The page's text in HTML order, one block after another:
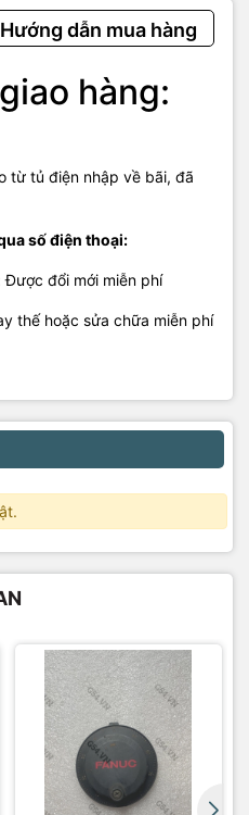
Hướng dẫn mua hàng
hàng:
từ tủ điện nhập về bãi, đã
số điện thoại:
đổi mới miễn phí
thế hoặc sửa chữa miễn phí